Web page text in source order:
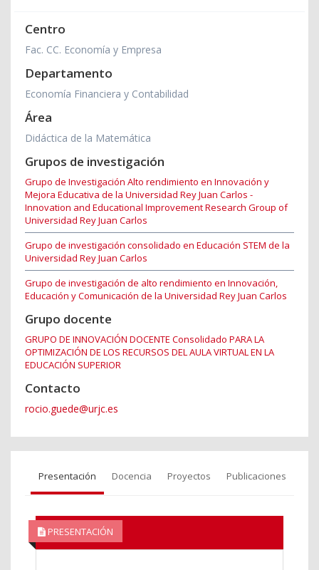
Centro
Fac. CC. Economía y Empresa
Departamento
Economía Financiera y Contabilidad
Área
Didáctica de la Matemática
Grupos de investigación
Grupo de Investigación Alto rendimiento en Innovación y
Mejora Educativa de la Universidad Rey Juan Carlos -
Innovation and Educational Improvement Research Group of
Universidad Rey Juan Carlos
Grupo de investigación consolidado en Educación STEM de la
Universidad Rey Juan Carlos
Grupo de investigación de alto rendimiento en Innovación,
Educación y Comunicación de la Universidad Rey Juan Carlos
Grupo docente
GRUPO DE INNOVACIÓN DOCENTE Consolidado PARA LA
OPTIMIZACIÓN DE LOS RECURSOS DEL AULA VIRTUAL EN LA
EDUCACIÓN SUPERIOR
Contacto
rocio.guede@urjc.es
Presentación Docencia Proyectos Publicaciones
PRESENTACIÓN